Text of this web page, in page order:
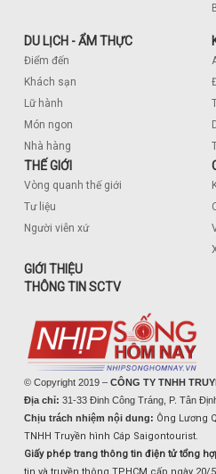
DU LỊCH - ẨM THỰC
Điểm đến
Khách sạn
Lữ hành
Món ngon
Nhà hàng
THẾ GIỚI
Vòng quanh thế giới
Tư liệu
Người viễn xứ
GIỚI THIỆU
THÔNG TIN SCTV
© Copyright 2019 – CÔNG TY TNHH
Địa chỉ: 31-33 Đinh Công Tráng, P. Tân
Chịu trách nhiệm nội dung: Ông Lương
TNHH Truyền hình Cáp Saigontourist.
Giấy phép trang thông tin điện tử tổng